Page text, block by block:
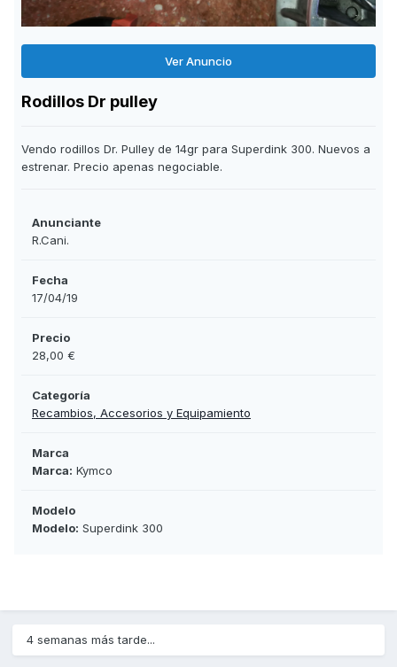
Ver Anuncio
Rodillos Dr pulley
Vendo rodillos Dr. Pulley de 14gr para Superdink 300. Nuevos a
estrenar. Precio apenas negociable.
Anunciante
R.Cani.
Fecha
17/04/19
Precio
28,00 €
Categoría
Recambios, Accesorios y Equipamiento
Marca
Marca: Kymco
Modelo
Modelo: Superdink 300
4 semanas más tarde...